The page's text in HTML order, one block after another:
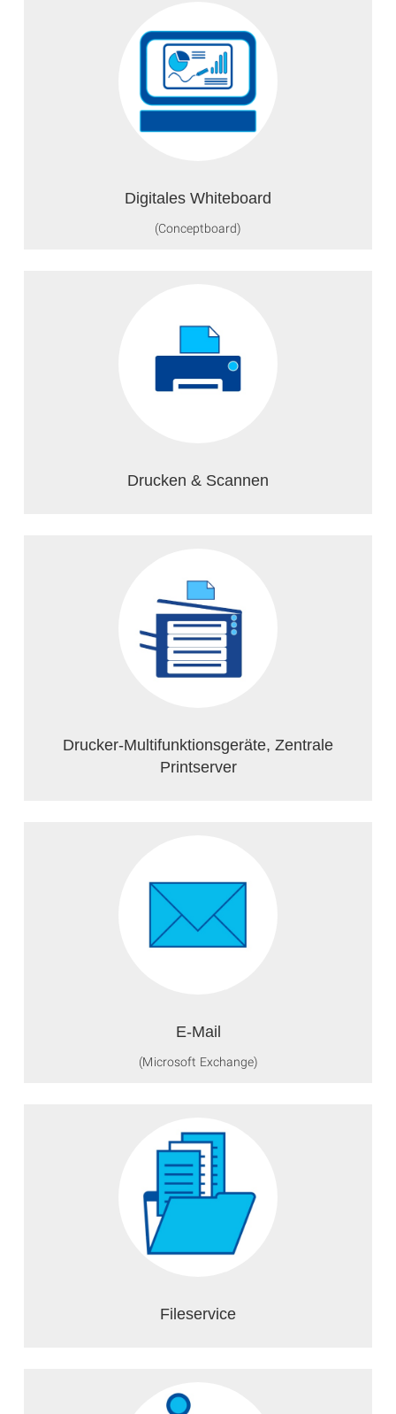
Digitales Whiteboard
(Conceptboard)
Drucken & Scannen
Drucker-Multifunktionsgeräte, Zentrale
Printserver
E-Mail
(Microsoft Exchange)
Fileservice